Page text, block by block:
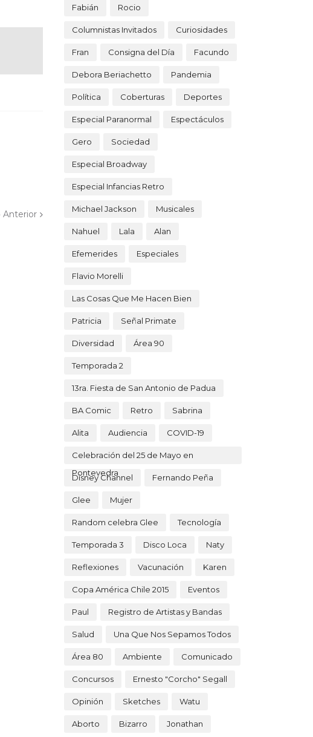
Anterior
Fabián Rocio
Columnistas Invitados Curiosidades
Fran Consigna del Día Facundo
Debora Beriachetto Pandemia
Política Coberturas Deportes
Especial Paranormal Espectáculos
Gero Sociedad
Especial Broadway
Especial Infancias Retro
Michael Jackson Musicales
Nahuel Lala Alan
Efemerides Especiales
Flavio Morelli
Las Cosas Que Me Hacen Bien
Patricia Señal Primate
Diversidad Área 90
Temporada 2
13ra. Fiesta de San Antonio de Padua
BA Comic Retro Sabrina
Alita Audiencia COVID-19
Celebración del 25 de Mayo en
Pontevedra
Disney Channel Fernando Peña
Glee Mujer
Random celebra Glee Tecnología
Temporada 3 Disco Loca Naty
Reflexiones Vacunación Karen
Copa América Chile 2015 Eventos
Paul Registro de Artistas y Bandas
Salud Una Que Nos Sepamos Todos
Área 80 Ambiente Comunicado
Concursos Ernesto "Corcho" Segall
Opinión Sketches Watu
Aborto Bizarro Jonathan